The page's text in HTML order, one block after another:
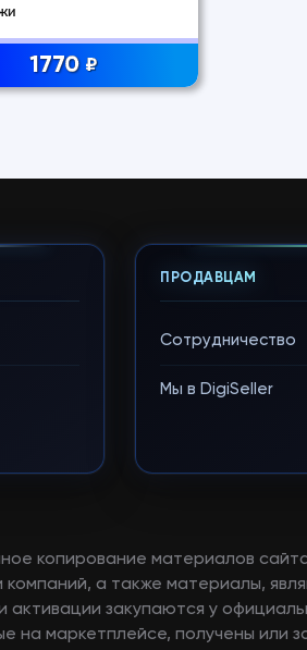
1770 ₽
ПРОДАВЦАМ
Сотрудничество
Мы в DigiSeller
копирование материалов
компаний, а также материалы,
закупаются у
на маркетплейсе, получены или